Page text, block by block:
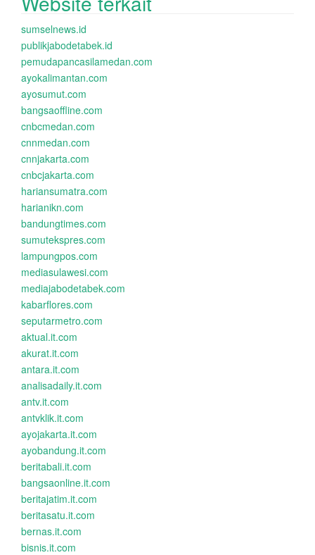
sumselnews.id
publikjabodetabek.id
pemudapancasilamedan.com
ayokalimantan.com
ayosumut.com
bangsaoffline.com
cnbcmedan.com
cnnmedan.com
cnnjakarta.com
cnbcjakarta.com
hariansumatra.com
harianikn.com
bandungtimes.com
sumutekspres.com
lampungpos.com
mediasulawesi.com
mediajabodetabek.com
kabarflores.com
seputarmetro.com
aktual.it.com
akurat.it.com
antara.it.com
analisadaily.it.com
antv.it.com
antvklik.it.com
ayojakarta.it.com
ayobandung.it.com
beritabali.it.com
bangsaonline.it.com
beritajatim.it.com
beritasatu.it.com
bernas.it.com
bisnis.it.com